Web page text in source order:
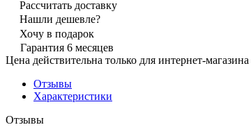
Рассчитать доставку
Нашли дешевле?
Хочу в подарок
Гарантия 6 месяцев
Цена действительна только для интернет-
Отзывы
Характеристики
Отзывы